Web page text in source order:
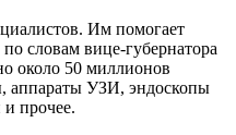
Им помогает
словам вице-губернатора
около 50 миллионов
аппараты УЗИ, эндоскопы
и прочее.